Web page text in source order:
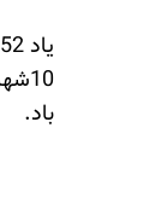
باد.